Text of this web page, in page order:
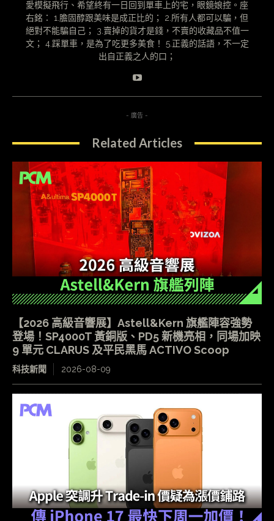
愛模擬飛行、希望終有一日回到單車上的宅，眼鏡娘控。座
右銘： 1.膽固醇跟美味是成正比的； 2.所有人都可以騙，但
絕對不能騙自己； 3.賣掉的貨才是錢，不賣的收藏品不值一
文； 4.踩單車，是為了吃更多美食！ 5.正義的話語，不一定
出自正義之人的口；
- 廣告 -
Related Articles
【2026 高級音響展】Astell&Kern 旗艦陣容強勢
登場！SP4000T 黃銅版、PD5 新機亮相，同場加映
9 單元 CLARUS 及平民黑馬 ACTIVO Scoop
科技新聞 2026-08-09